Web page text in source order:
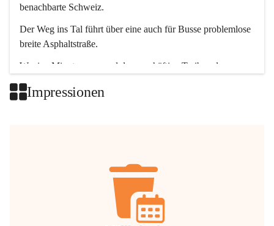
benachbarte Schweiz.
Der Weg ins Tal führt über eine auch für Busse problemlose
breite Asphaltstraße.
Wenige Minuten nur, und das geschäftige Treiben der
Impressionen